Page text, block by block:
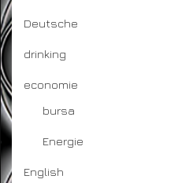
Deutsche
drinking
economie
bursa
Energie
English